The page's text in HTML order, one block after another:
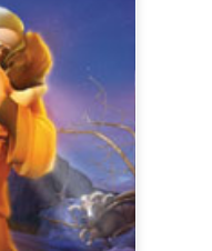
przynieść
Bogu i zaufam
bądź doskonały!
między mną a